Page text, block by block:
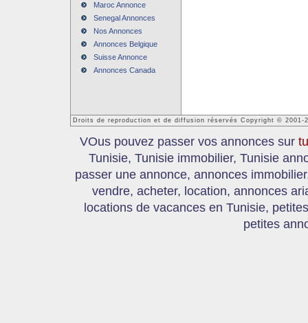
Maroc Annonce
Senegal Annonces
Nos Annonces
Annonces Belgique
Suisse Annonce
Annonces Canada
Droits de reproduction et de diffusion réservés Copyright © 2001-
VOus pouvez passer vos annonces sur
Tunisie, Tunisie immobilier, Tunisie
passer une annonce, annonces
vendre, acheter, location, annonces
locations de vacances en Tunisie,
petites